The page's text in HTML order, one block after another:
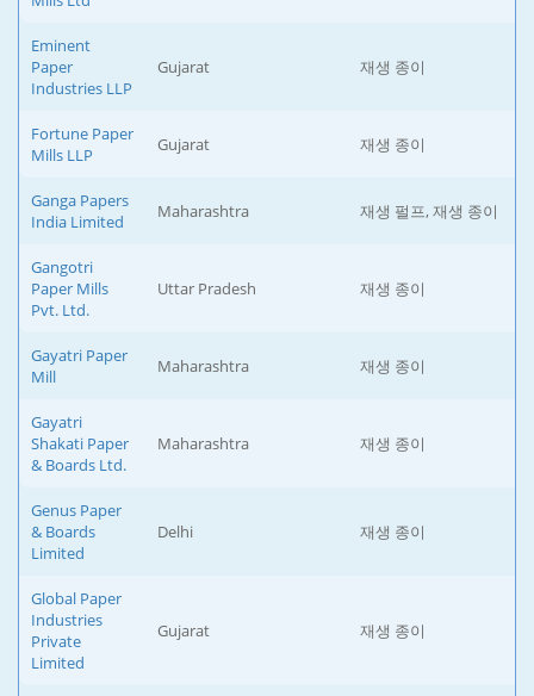
Eminent
Paper
Industries LLP
Gujarat 재생 종이
Fortune Paper
Mills LLP
Gujarat 재생 종이
Ganga Papers
India Limited
Maharashtra 재생 펄프, 재생 종이
Gangotri
Paper Mills
Pvt. Ltd.
Uttar Pradesh 재생 종이
Gayatri Paper
Mill
Maharashtra 재생 종이
Gayatri
Shakati Paper
& Boards Ltd.
Maharashtra 재생 종이
Genus Paper
& Boards
Limited
Delhi 재생 종이
Global Paper
Industries
Private
Limited
Gujarat 재생 종이